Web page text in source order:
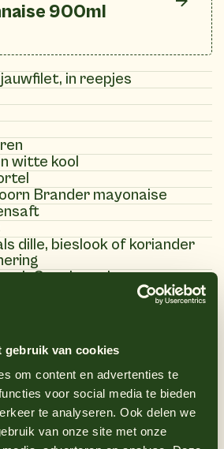
gebruik van cookies
om content en advertenties te
voor social media te bieden
te analyseren. Ook delen we
van onze site met onze
900ml
in reepjes
witte kool
Brander mayonaise
dille, bieslook of koriander
Geschmack
(9)
en wortel in een kom en voeg
met het citroensap